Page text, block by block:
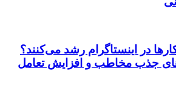
در اینستاگرام رشد می‌کنند؟
جذب مخاطب و افزایش تعامل